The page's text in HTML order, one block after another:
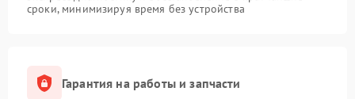
сроки, минимизируя время без устройства
Гарантия на работы и запчасти